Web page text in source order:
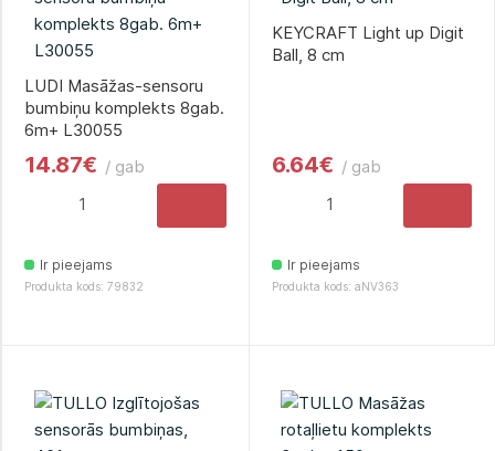
LUDI Masāžas-sensoru
bumbiņu komplekts 8gab.
6m+ L30055
14.87€ / gab
Ir pieejams
Produkta kods: 79832
KEYCRAFT Light up Digit
Ball, 8 cm
6.64€ / gab
Ir pieejams
Produkta kods: aNV363